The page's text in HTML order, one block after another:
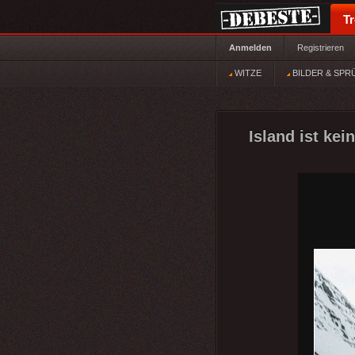
Anmelden Registrieren
WITZE BILDER &
Island ist